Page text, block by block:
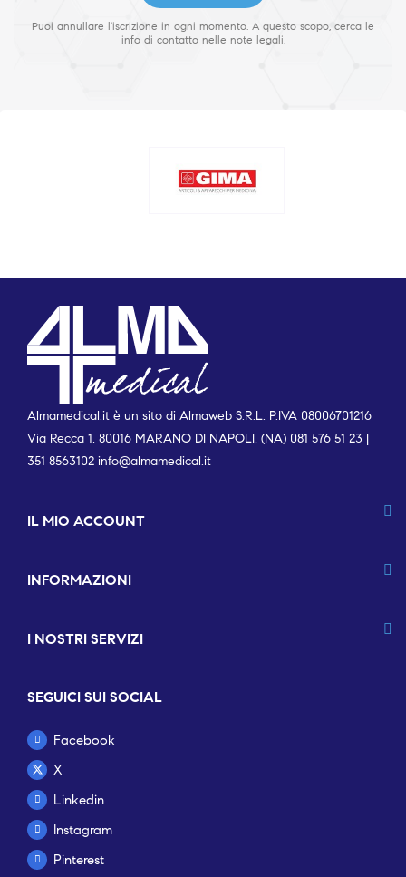
Puoi annullare l'iscrizione in ogni momento. A questo scopo, cerca le
info di contatto nelle note legali.
Almamedical.it è un sito di Almaweb S.R.L. P.IVA 08006701216
Via Recca 1, 80016 MARANO DI NAPOLI, (NA) 081 576 51 23 |
351 8563102 info@almamedical.it
IL MIO ACCOUNT
INFORMAZIONI
I NOSTRI SERVIZI
SEGUICI SUI SOCIAL
Facebook
X
Linkedin
Instagram
Pinterest